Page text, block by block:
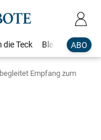
ABO
die Teck Blaulicht
Empfang zum